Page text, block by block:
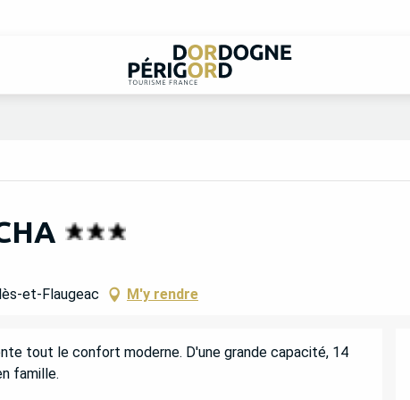
et-Flaugeac M'y rendre
tout le confort moderne. D'une grande capacité, 14
famille.